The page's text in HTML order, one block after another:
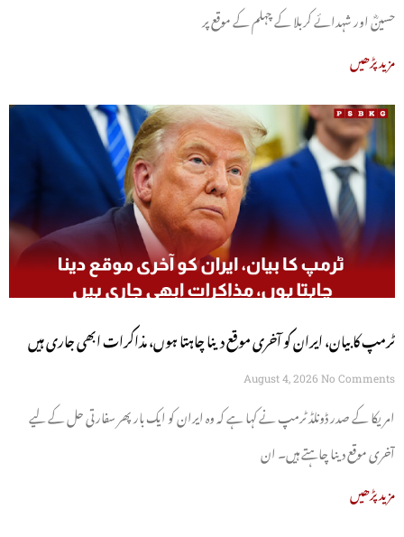
حسینؓ اور شہدائے کربلا کے چہلم کے موقع پر
مزید پڑھیں
ٹرمپ کا بیان، ایران کو آخری موقع دینا چاہتا ہوں، مذاکرات ابھی جاری ہیں
August 4, 2026 No Comments
امریکا کے صدر ڈونلڈ ٹرمپ نے کہا ہے کہ وہ ایران کو ایک بار پھر سفارتی حل کے لیے
آخری موقع دینا چاہتے ہیں۔ ان
مزید پڑھیں